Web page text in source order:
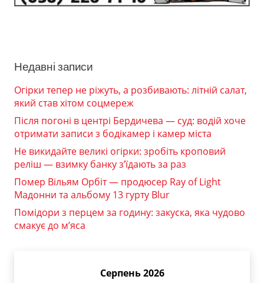
Недавні записи
Огірки тепер не ріжуть, а розбивають: літній салат,
який став хітом соцмереж
Після погоні в центрі Бердичева — суд: водій хоче
отримати записи з бодікамер і камер міста
Не викидайте великі огірки: зробіть кроповий
реліш — взимку банку з’їдають за раз
Помер Вільям Орбіт — продюсер Ray of Light
Мадонни та альбому 13 гурту Blur
Помідори з перцем за годину: закуска, яка чудово
смакує до м’яса
Серпень 2026